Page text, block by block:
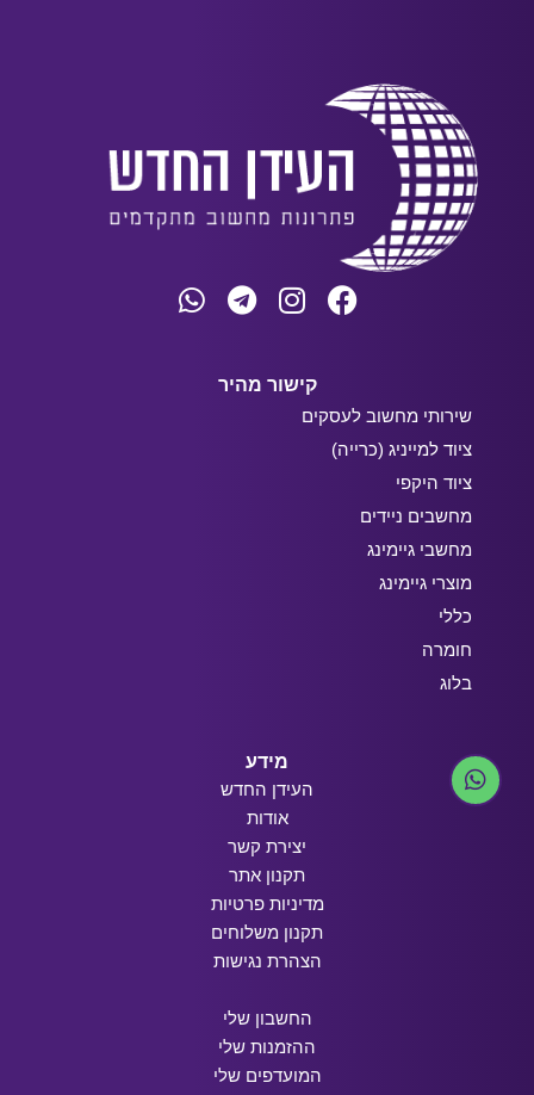
קישור מהיר
שירותי מחשוב לעסקים
ציוד למייניג (כרייה)
ציוד היקפי
מחשבים ניידים
מחשבי גיימינג
מוצרי גיימינג
כללי
חומרה
בלוג
מידע
העידן החדש
אודות
יצירת קשר
תקנון אתר
מדיניות פרטיות
תקנון משלוחים
הצהרת נגישות
החשבון שלי
ההזמנות שלי
המועדפים שלי